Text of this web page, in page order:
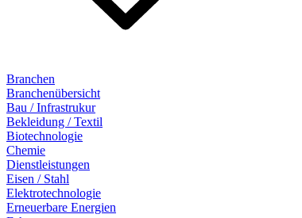
Branchen
Branchenübersicht
Bau / Infrastrukur
Bekleidung / Textil
Biotechnologie
Chemie
Dienstleistungen
Eisen / Stahl
Elektrotechnologie
Erneuerbare Energien